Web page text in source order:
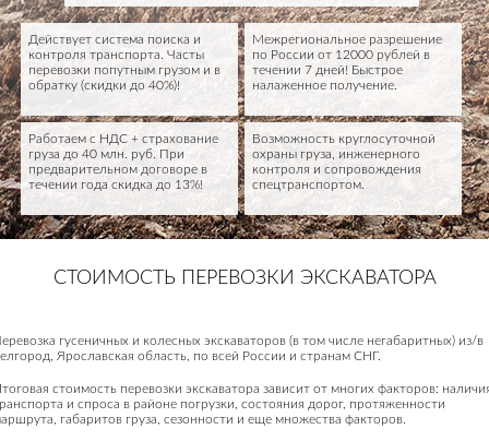
Межрегиональное разрешение
по России от 12000 рублей в
течении 7 дней! Быстрое
налаженное получение.
Действует система поиска и
контроля транспорта. Часты
перевозки попутным грузом и в
обратку (скидки до 40%)!
Возможность круглосуточной
охраны груза, инженерного
контроля и сопровождения
спецтранспортом.
Работаем с НДС + страхование
груза до 40 млн. руб. При
предварительном договоре в
течении года скидка до 13%!
СТОИМОСТЬ ПЕРЕВОЗКИ ЭКСКАВАТОРА
гусеничных и колесных экскаваторов (в том числе негабаритных) из/в
Ярославская область, по всей России и странам СНГ.
стоимость перевозки экскаватора зависит от многих факторов:
и спроса в районе погрузки, состояния дорог, протяженности
габаритов груза, сезонности и еще множества факторов.